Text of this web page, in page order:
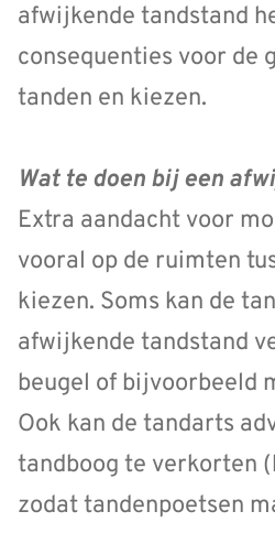
afwijkende tandstand
consequenties voor de
tanden en kiezen.
Wat te doen bij een
Extra aandacht voor
vooral op de ruimten
kiezen. Soms kan de
afwijkende tandstand
beugel of bijvoorbeeld
Ook kan de tandarts
tandboog te verkorten
zodat tandenpoetsen